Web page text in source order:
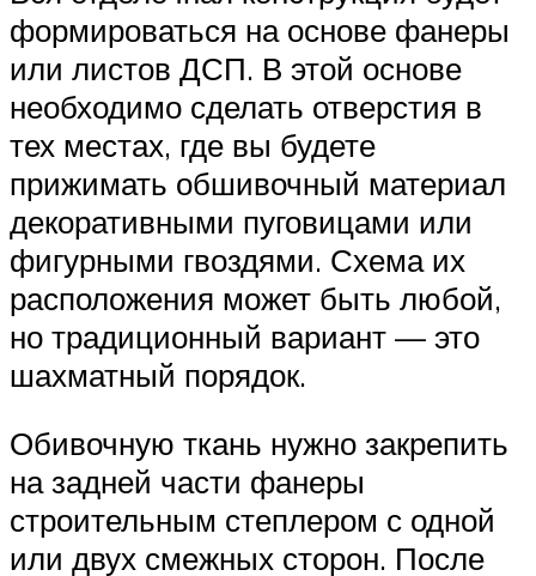
формироваться на основе фанеры
или листов ДСП. В этой основе
необходимо сделать отверстия в
тех местах, где вы будете
прижимать обшивочный материал
декоративными пуговицами или
фигурными гвоздями. Схема их
расположения может быть любой,
но традиционный вариант — это
шахматный порядок.
Обивочную ткань нужно закрепить
на задней части фанеры
строительным степлером с одной
или двух смежных сторон. После